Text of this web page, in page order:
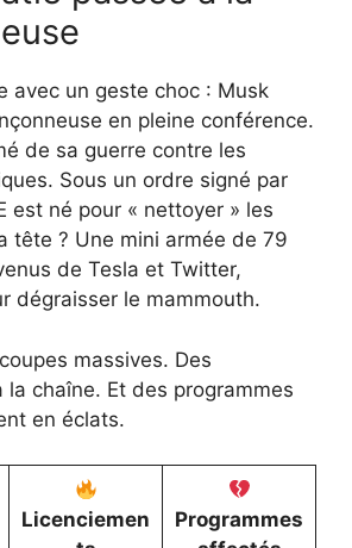
avec un geste choc : Musk
en pleine conférence.
de sa guerre contre les
Sous un ordre signé par
est né pour « nettoyer » les
tête ? Une mini armée de 79
de Tesla et Twitter,
dégraisser le mammouth.
massives. Des
la chaîne. Et des programmes
en éclats.
Licenciemen
Programmes